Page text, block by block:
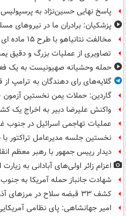
پاسخ نهایی حسین‌نژاد به پرسپولیس
پزشکیان: برادران ما در نیروهای
مخالفت نتانیاهو با طرح ۱۵ ماده ای غزه و تکرار لفاظی علیه ایران
تصاویری از عملیات بزرگ و دقیق
حمله وحشیانه صهیونیست به یک
گلایه‌های رای دهندگان به ترامپ
گاردین: حملات یمن نخستین
واکنش علیرضا دبیر به اخراج یک
عملیات تهاجمی اسرائیل در جنوب
نخستین جلسه مدیرعامل تراکتور با
دیدار رییس جمهور با رهبر معظم
اعزام زائر اولی‌های آبادانی به
شهادت جانباز حمله آمریکا به
کشف ۳۳ قبضه سلاح در مرزهای آذربایجان غربی
امیر جهانشاهی: پای نظامی